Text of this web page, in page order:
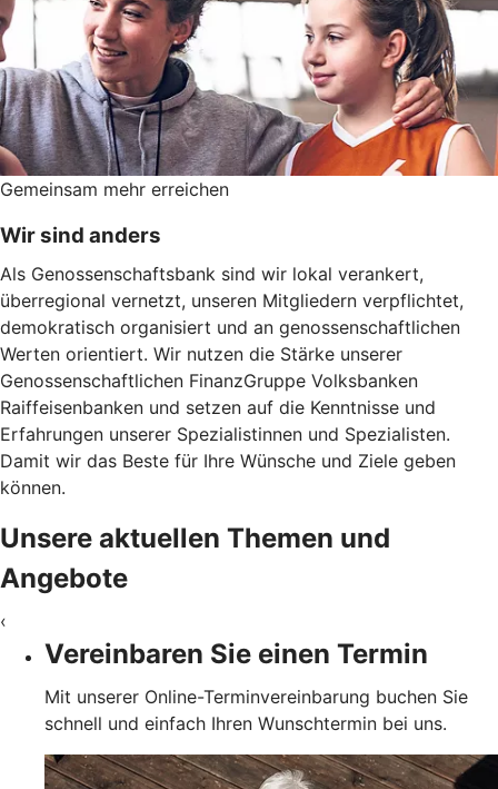
Gemeinsam mehr erreichen
Wir sind anders
Als Genossenschaftsbank sind wir lokal verankert,
überregional vernetzt, unseren Mitgliedern verpflichtet,
demokratisch organisiert und an genossenschaftlichen
Werten orientiert. Wir nutzen die Stärke unserer
Genossenschaftlichen FinanzGruppe Volksbanken
Raiffeisenbanken und setzen auf die Kenntnisse und
Erfahrungen unserer Spezialistinnen und Spezialisten.
Damit wir das Beste für Ihre Wünsche und Ziele geben
können.
Unsere aktuellen Themen und
Angebote
‹
Vereinbaren Sie einen Termin
Mit unserer Online-Terminvereinbarung buchen Sie
schnell und einfach Ihren Wunschtermin bei uns.